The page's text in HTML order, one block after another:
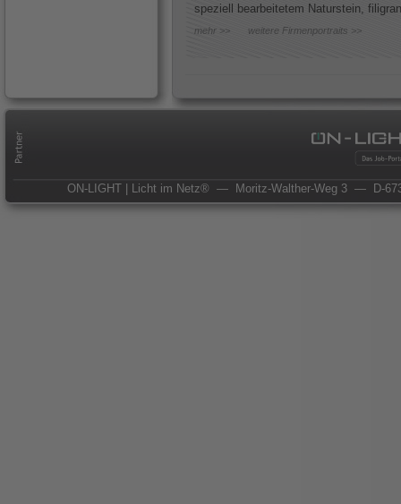
speziell bearbeitetem Naturstein,
mehr >> weitere Firmenportraits >>
ON-LIGHT | Licht im Netz® — Moritz-Walther-Weg 3 — D-